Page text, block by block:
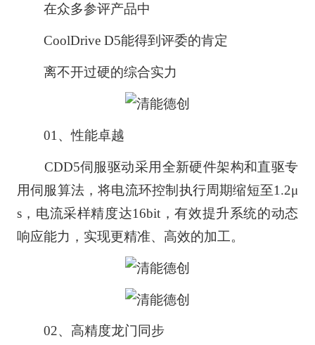
在众多参评产品中
CoolDrive D5能得到评委的肯定
离不开过硬的综合实力
01、性能卓越
CDD5伺服驱动采用全新硬件架构和直驱专
用伺服算法，将电流环控制执行周期缩短至1.2μ
s，电流采样精度达16bit，有效提升系统的动态
响应能力，实现更精准、高效的加工。
02、高精度龙门同步